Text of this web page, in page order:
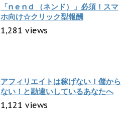
「n e n d （ネンド）」必須！スマ
ホ向け☆クリック型報酬
1,281 views
アフィリエイトは稼げない！儲から
ない！と勘違いしているあなたへ
1,121 views